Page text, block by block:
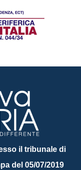
il tribunale di
del 05/07/2019